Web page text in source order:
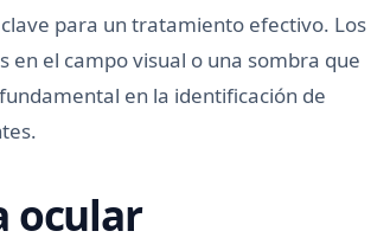
para un tratamiento efectivo. Los
en el campo visual o una sombra que
en la identificación de
ocular